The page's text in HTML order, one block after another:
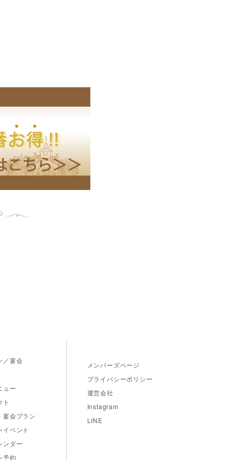
／宴会
ュー
ト
宴会プラン
イベント
ンダー
予約
メンバーズページ
プライバシーポリシー
運営会社
Instagram
LINE